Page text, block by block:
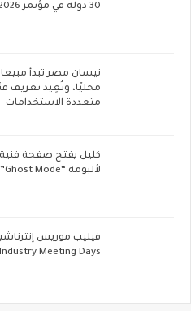
30 دولة في مؤتمر V-Convention 2026 العالمي بماليزيا
نيسان مصر تبدأ
محليًا، وتُعِيد تعريف
متعددة الاستخدامات
لألبومه “Ghost Mode”
Industry Meeting Days